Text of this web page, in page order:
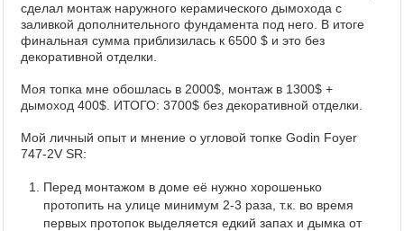
сделал монтаж наружного керамического дымохода с
заливкой дополнительного фундамента под него. В итоге
финальная сумма приблизилась к 6500 $ и это без
декоративной отделки.
Моя топка мне обошлась в 2000$, монтаж в 1300$ +
дымоход 400$. ИТОГО: 3700$ без декоративной отделки.
Мой личный опыт и мнение о угловой топке Godin Foyer
747-2V SR:
Перед монтажом в доме её нужно хорошенько
протопить на улице минимум 2-3 раза, т.к. во время
первых протопок выделяется едкий запах и дымка от